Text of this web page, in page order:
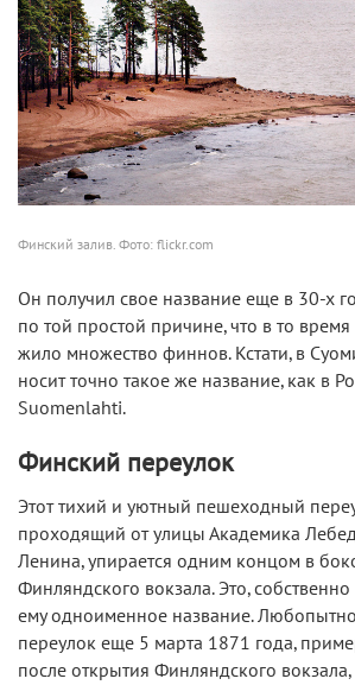
Финский залив. Фото: flickr.com
Он получил свое название еще в 30-х
по той простой причине, что в то время
жило множество финнов. Кстати, в
носит точно такое же название, как в
Suomenlahti.
Финский переулок
Этот тихий и уютный пешеходный
проходящий от улицы Академика
Ленина, упирается одним концом в
Финляндского вокзала. Это,
ему одноименное название.
переулок еще 5 марта 1871 года,
после открытия Финляндского